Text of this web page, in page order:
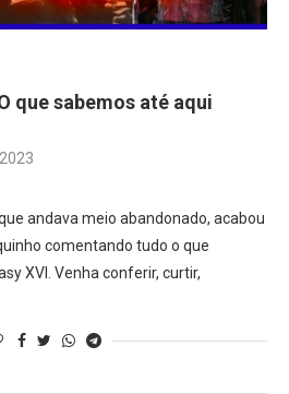
que sabemos até aqui
andava meio abandonado, acabou
comentando tudo o que
XVI. Venha conferir, curtir,